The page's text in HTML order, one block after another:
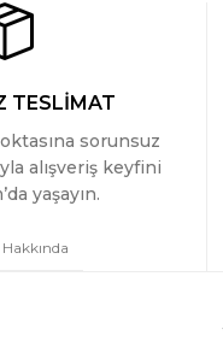
TESLİMAT
sorunsuz
alışveriş keyfini
yaşayın.